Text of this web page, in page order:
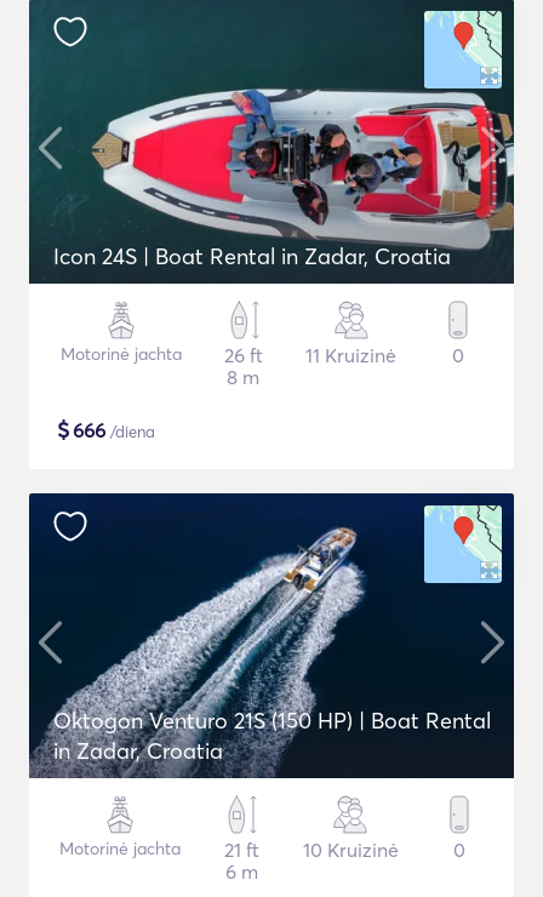
Icon 24S | Boat Rental in Zadar, Croatia
Motorinė jachta
26 ft
8 m
11 Kruizinė 0
$666 /diena
Oktogon Venturo 21S (150 HP) | Boat Rental
in Zadar, Croatia
Motorinė jachta
21 ft
6 m
10 Kruizinė 0